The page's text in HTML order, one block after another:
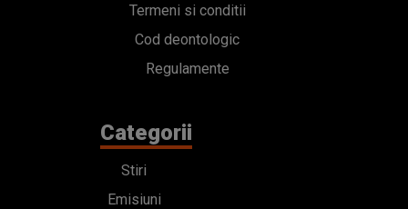
Termeni si conditii
Cod deontologic
Regulamente
Categorii
Stiri
Emisiuni